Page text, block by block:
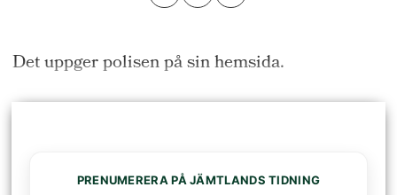
Det uppger polisen på sin hemsida.
PRENUMERERA PÅ JÄMTLANDS TIDNING